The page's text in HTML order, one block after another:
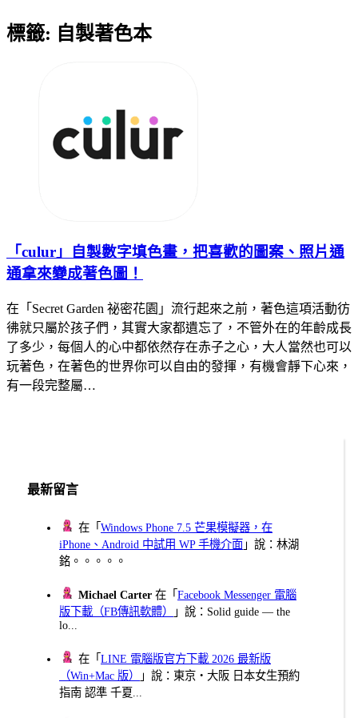
標籤: 自製著色本
「culur」自製數字填色畫，把喜歡的圖案、照片通
通拿來變成著色圖！
在「Secret Garden 祕密花園」流行起來之前，著色這項活動彷
彿就只屬於孩子們，其實大家都遺忘了，不管外在的年齡成長
了多少，每個人的心中都依然存在赤子之心，大人當然也可以
玩著色，在著色的世界你可以自由的發揮，有機會靜下心來，
有一段完整屬…
最新留言
在「Windows Phone 7.5 芒果模擬器，在
iPhone、Android 中試用 WP 手機介面 」說：林湖
銘。。。。。
Michael Carter 在「Facebook Messenger 電腦
版下載（FB傳訊軟體）
」說：Solid guide — the
lo...
在「LINE 電腦版官方下載 2026 最新版
（Win+Mac 版）
」說：東京・大阪 日本女生預約
指南 認準 千夏...